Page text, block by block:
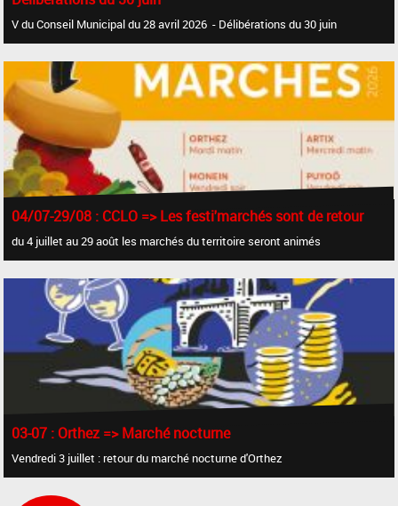
V du Conseil Municipal du 28 avril 2026 - Délibérations du 30 juin
04/07-29/08 : CCLO => Les festi'marchés sont de retour
du 4 juillet au 29 août les marchés du territoire seront animés
03-07 : Orthez => Marché nocturne
Vendredi 3 juillet : retour du marché nocturne d'Orthez